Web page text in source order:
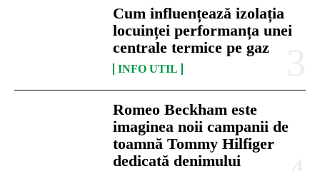
Cum influențează izolația
locuinței performanța unei
centrale termice pe gaz
INFO UTIL
Romeo Beckham este
imaginea noii campanii de
toamnă Tommy Hilfiger
dedicată denimului